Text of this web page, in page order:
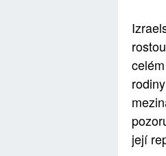
její